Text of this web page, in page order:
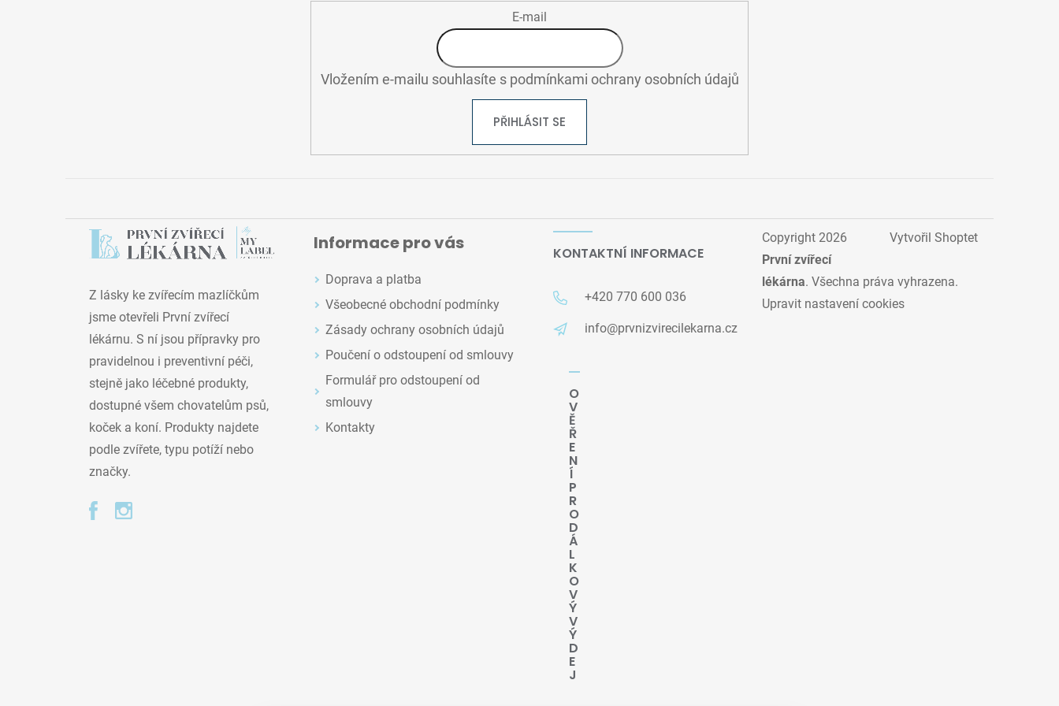
ý
p
s
u
E-mail
Vložením e-mailu souhlasíte s podmínkami ochrany osobních údajů
PŘIHLÁSIT SE
Z lásky ke zvířecím mazlíčkům
jsme otevřeli První zvířecí
lékárnu. S ní jsou přípravky pro
pravidelnou i preventivní péči,
stejně jako léčebné produkty,
dostupné všem chovatelům psů,
koček a koní. Produkty najdete
podle zvířete, typu potíží nebo
značky.
Informace pro vás
Doprava a platba
Všeobecné obchodní podmínky
Zásady ochrany osobních údajů
Poučení o odstoupení od smlouvy
Formulář pro odstoupení od
smlouvy
Kontakty
KONTAKTNÍ INFORMACE
+420 770 600 036
info@prvnizvirecilekarna.cz
O
V
Ě
Ř
E
N
Í
P
R
O
D
Á
L
K
O
V
Ý
V
Ý
D
E
J
Vytvořil Shoptet
Copyright 2026
První zvířecí
lékárna. Všechna práva vyhrazena.
Upravit nastavení cookies